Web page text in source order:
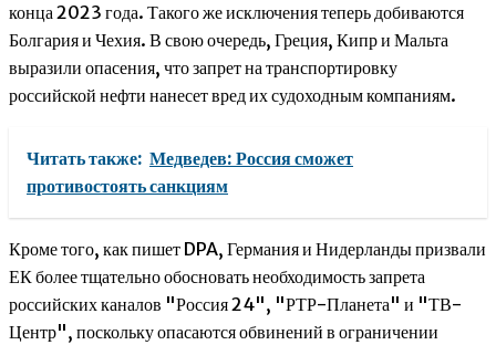
конца 2023 года. Такого же исключения теперь добиваются
Болгария и Чехия. В свою очередь, Греция, Кипр и Мальта
выразили опасения, что запрет на транспортировку
российской нефти нанесет вред их судоходным компаниям.
Читать также: Медведев: Россия сможет
противостоять санкциям
Кроме того, как пишет DPA, Германия и Нидерланды призвали
ЕК более тщательно обосновать необходимость запрета
российских каналов "Россия 24", "РТР-Планета" и "ТВ-
Центр", поскольку опасаются обвинений в ограничении